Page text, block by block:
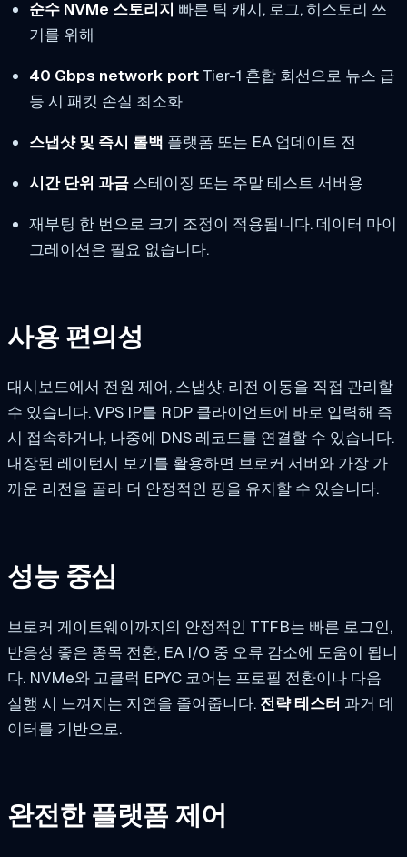
순수 NVMe 스토리지 빠른 틱 캐시, 로그, 히스토리 쓰
기를 위해
40 Gbps network portTier-1 혼합 회선으로 뉴스 급
등 시 패킷 손실 최소화
스냅샷 및 즉시 롤백 플랫폼 또는 EA 업데이트 전
시간 단위 과금스테이징 또는 주말 테스트 서버용
재부팅 한 번으로 크기 조정이 적용됩니다. 데이터 마이
그레이션은 필요 없습니다.
사용 편의성
대시보드에서 전원 제어, 스냅샷, 리전 이동을 직접 관리할
수 있습니다. VPS IP를 RDP 클라이언트에 바로 입력해 즉
시 접속하거나, 나중에 DNS 레코드를 연결할 수 있습니다.
내장된 레이턴시 보기를 활용하면 브로커 서버와 가장 가
까운 리전을 골라 더 안정적인 핑을 유지할 수 있습니다.
성능 중심
브로커 게이트웨이까지의 안정적인 TTFB는 빠른 로그인,
반응성 좋은 종목 전환, EA I/O 중 오류 감소에 도움이 됩니
다. NVMe와 고클럭 EPYC 코어는 프로필 전환이나 다음
실행 시 느껴지는 지연을 줄여줍니다. 전략 테스터 과거 데
이터를 기반으로.
완전한 플랫폼 제어